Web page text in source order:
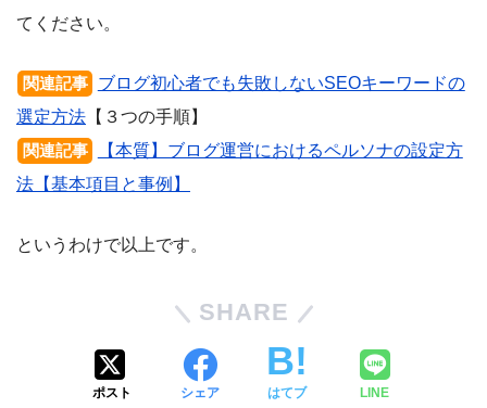
てください。
関連記事
ブログ初心者でも失敗しないSEOキーワードの
選定方法 【３つの手順】
関連記事
【本質】ブログ運営におけるペルソナの設定方
法【基本項目と事例】
というわけで以上です。
SHARE
ポスト シェア はてブ LINE